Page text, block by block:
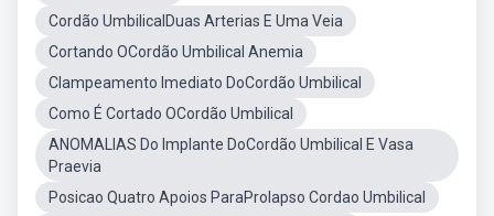
Cordão UmbilicalDuas Arterias E Uma Veia
Cortando OCordão Umbilical Anemia
Clampeamento Imediato DoCordão Umbilical
Como É Cortado OCordão Umbilical
ANOMALIAS Do Implante DoCordão Umbilical E Vasa
Praevia
Posicao Quatro Apoios ParaProlapso Cordao Umbilical